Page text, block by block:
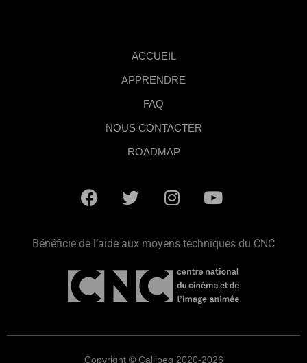
ACCUEIL
APPRENDRE
FAQ
NOUS CONTACTER
ROADMAP
Bénéficie de l’aide aux moyens techniques du CNC
Copyright © Callipeg 2020-2026